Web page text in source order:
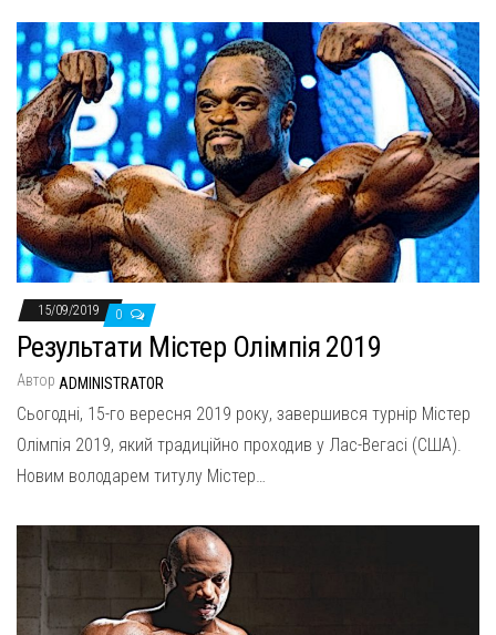
15/09/2019 0
Результати Містер Олімпія 2019
Автор ADMINISTRATOR
Сьогодні, 15-го вересня 2019 року, завершився турнір Містер
Олімпія 2019, який традиційно проходив у Лас-Вегасі (США).
Новим володарем титулу Містер…